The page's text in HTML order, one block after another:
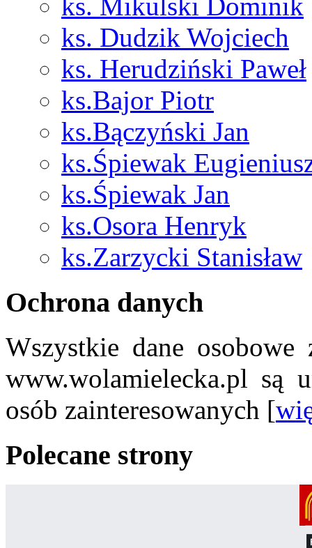
ks. Dudzik Wojciech
ks. Herudziński Paweł
ks.Bajor Piotr
ks.Bączyński Jan
ks.Śpiewak
ks.Śpiewak Jan
ks.Osora Henryk
ks.Zarzycki Stanisław
Ochrona danych
Wszystkie dane osobowe
www.wolamielecka.pl są
osób zainteresowanych [
Polecane strony